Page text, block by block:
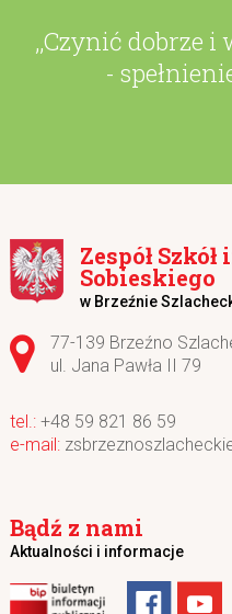
,,Czynić dobrze i
-
Zespół
Sobieskiego
w Brzeźnie
Adres pocztowy:
77-139 Brzeźno
ul. Jana Pawła II 79
+48 59 821 86 59
Bądź z nami
Aktualności i informacje